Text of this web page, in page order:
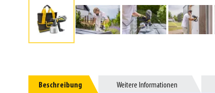
Beschreibung
Beschreibung Weitere Informationen
Weitere Informationen